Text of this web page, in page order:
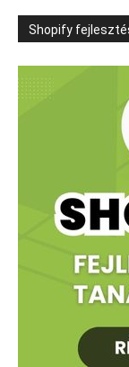
Shopify